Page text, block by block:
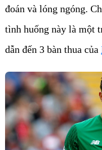
đoán và lóng ngóng.
tình huống này là một
dẫn đến 3 bàn thua của